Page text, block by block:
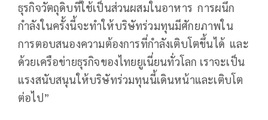
ธุรกิจวัตถุดิบที่ใช้เป็นส่วนผสมในอาหาร การผนึก
กำลังในครั้งนี้จะทำให้บริษัทร่วมทุนมีศักยภาพใน
การตอบสนองความต้องการที่กำลังเติบโตขึ้นได้ และ
ด้วยเครือข่ายธุรกิจของไทยยูเนี่ยนทั่วโลก เราจะเป็น
แรงสนับสนุนให้บริษัทร่วมทุนนี้เดินหน้าและเติบโต
ต่อไป”